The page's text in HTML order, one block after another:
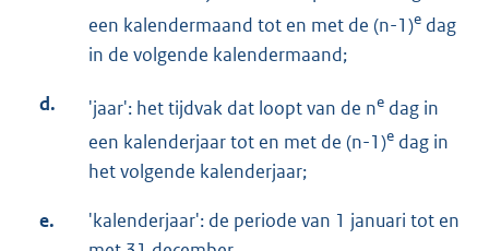
een kalendermaand tot en met de (n-1)e dag
in de volgende kalendermaand;
d. 'jaar': het tijdvak dat loopt van de ne dag in
een kalenderjaar tot en met de (n-1)e dag in
het volgende kalenderjaar;
e.
'kalenderjaar': de periode van 1 januari tot en